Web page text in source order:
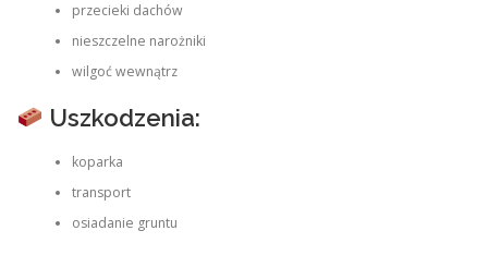
przecieki dachów
nieszczelne narożniki
wilgoć wewnątrz
Uszkodzenia:
koparka
transport
osiadanie gruntu